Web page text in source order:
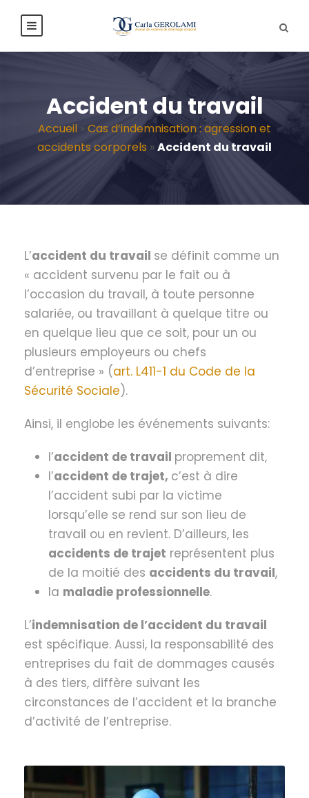
Accident du travail
Accueil » Cas d’indemnisation : agression et
accidents corporels » Accident du travail
L’accident du travail se définit comme un
« accident survenu par le fait ou à
l’occasion du travail, à toute personne
salariée, ou travaillant à quelque titre ou
en quelque lieu que ce soit, pour un ou
plusieurs employeurs ou chefs
d’entreprise » (art. L411-1 du Code de la
Sécurité Sociale).
Ainsi, il englobe les événements suivants:
l’accident de travail proprement dit,
l’accident de trajet, c’est à dire
l’accident subi par la victime
lorsqu’elle se rend sur son lieu de
travail ou en revient. D’ailleurs, les
accidents de trajet représentent plus
de la moitié des accidents du travail,
la maladie professionnelle.
L’indemnisation de l’accident du travail
est spécifique. Aussi, la responsabilité des
entreprises du fait de dommages causés
à des tiers, diffère suivant les
circonstances de l’accident et la branche
d’activité de l’entreprise.